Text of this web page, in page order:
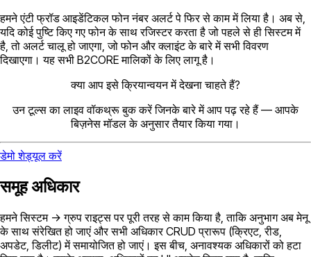
हमने एंटी फ्रॉड आइडेंटिकल फोन नंबर अलर्ट पे फिर से काम में लिया है। अब से,
यदि कोई पुष्टि किए गए फोन के साथ रजिस्टर करता है जो पहले से ही सिस्टम में
है, तो अलर्ट चालू हो जाएगा, जो फोन और क्लाइंट के बारे में सभी विवरण
दिखाएगा। यह सभी B2CORE मालिकों के लिए लागू है।
क्या आप इसे क्रियान्वयन में देखना चाहते हैं?
उन टूल्स का लाइव वॉकथ्रू बुक करें जिनके बारे में आप पढ़ रहे हैं — आपके
बिज़नेस मॉडल के अनुसार तैयार किया गया।
डेमो शेड्यूल करें
समूह अधिकार
हमने सिस्टम -> ग्रुप राइट्स पर पूरी तरह से काम किया है, ताकि अनुभाग अब मेनू
के साथ संरेखित हो जाएं और सभी अधिकार CRUD प्रारूप (क्रिएट, रीड,
अपडेट, डिलीट) में समायोजित हो जाएं। इस बीच, अनावश्यक अधिकारों को हटा